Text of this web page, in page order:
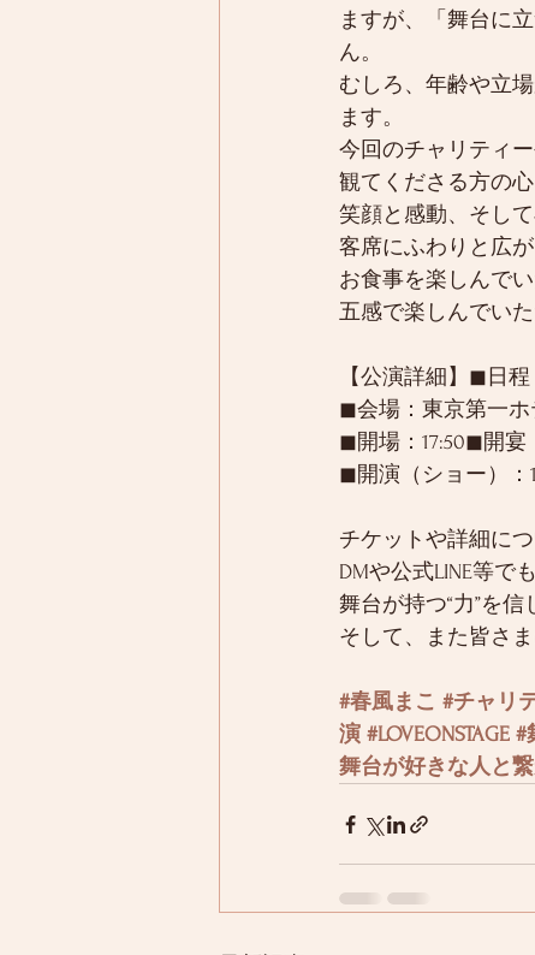
ますが、「舞台に
ん。
むしろ、年齢や立
ます。
今回のチャリティ
観てくださる方の心
笑顔と感動、そし
客席にふわりと広
お食事を楽しんで
五感で楽しんでい
【公演詳細】◼︎日程
◼︎会場：東京第一ホ
◼︎開場：17:50◼︎開宴
◼︎開演（ショー）：
チケットや詳細につ
DMや公式LINE等で
舞台が持つ“力”を信
そして、また皆さ
#春風まこ #チャリ
演 #LOVEONSTAGE #
舞台が好きな人と